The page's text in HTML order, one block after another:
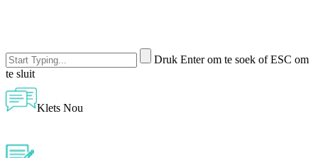
Druk Enter om te soek of ESC om
te sluit
Klets Nou